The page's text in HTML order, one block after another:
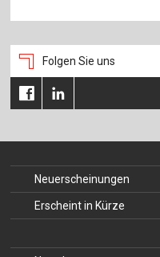
Folgen Sie uns
Neuerscheinungen
Erscheint in Kürze